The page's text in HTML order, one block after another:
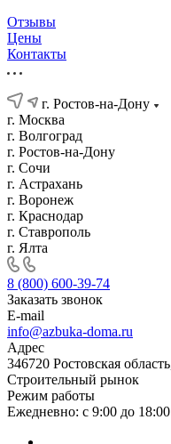
Отзывы
Цены
Контакты
г. Ростов-на-Дону
г. Москва
г. Волгоград
г. Ростов-на-Дону
г. Сочи
г. Астрахань
г. Воронеж
г. Краснодар
г. Ставрополь
г. Ялта
8 (800) 600-39-74
Заказать звонок
E-mail
info@azbuka-doma.ru
Адрес
346720 Ростовская
Строительный рынок
Режим работы
Ежедневно: с 9:00 до 18:00